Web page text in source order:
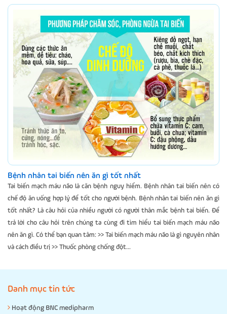
Bệnh nhân tai biến nên ăn gì tốt nhất
Tai biến mạch máu não là căn bệnh nguy hiểm. Bệnh nhân tai biến nên có
chế độ ăn uống hợp lý để tốt cho người bệnh. Bệnh nhân tai biến nên ăn gì
tốt nhất? Là câu hỏi của nhiều người có người thân mắc bệnh tai biến. Để
trả lời cho câu hỏi trên chúng ta cùng đi tìm hiểu tai biến mạch máu não
nên ăn gì. Có thể bạn quan tâm: >> Tai biến mạch máu não là gì nguyên nhân
và cách điều trị >> Thuốc phòng chống đột...
Danh mục tin tức
Hoạt động BNC medipharm